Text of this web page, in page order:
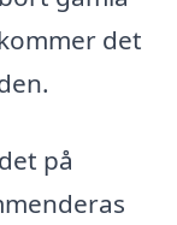
det
på